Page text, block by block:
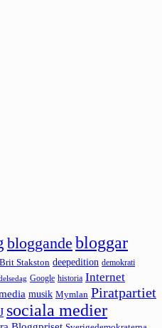
bloggande bloggar
Brit Stakston deepedition demokrati
Google historia Internet
musik Mymlan Piratpartiet
sociala medier